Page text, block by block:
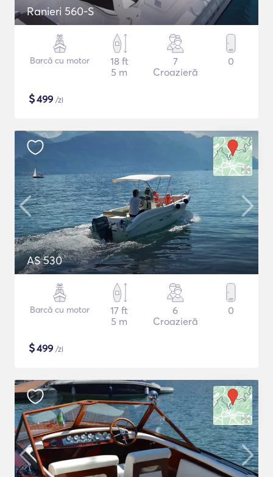
Ranieri 560-S
Barcă cu motor
18 ft
5 m
7
Croazieră
0
$499 /zi
AS 530
Barcă cu motor
17 ft
5 m
6
Croazieră
0
$499 /zi